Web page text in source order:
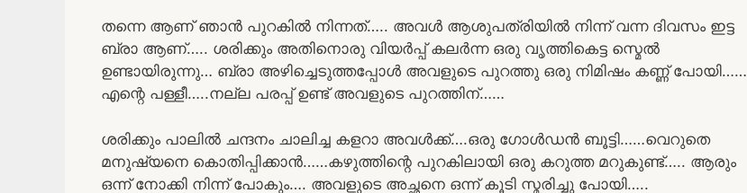
തന്നെ ആണ് ഞാൻ പുറകിൽ നിന്നത്….. അവൾ ആശുപത്രിയിൽ നിന്ന് വന്ന ദിവസം ഇട്ട
ബ്രാ ആണ്….. ശരിക്കും അതിനൊരു വിയർപ്പ് കലർന്ന ഒരു വൃത്തികെട്ട സ്മെൽ
ഉണ്ടായിരുന്നു… ബ്രാ അഴിച്ചെടുത്തപ്പോൾ അവളുടെ പുറത്തു ഒരു നിമിഷം കണ്ണ് പോയി……
എന്റെ പള്ളീ…..നല്ല പരപ്പ് ഉണ്ട് അവളുടെ പുറത്തിന്……
ശരിക്കും പാലിൽ ചന്ദനം ചാലിച്ച കളറാ അവൾക്ക്….ഒരു ഗോൾഡൻ ബൂട്ടി……വെറുതെ
മനുഷ്യനെ കൊതിപ്പിക്കാൻ……കഴുത്തിന്റെ പുറകിലായി ഒരു കറുത്ത മറുകുണ്ട്….. ആരും
ഒന്ന് നോക്കി നിന്ന് പോകും…. അവളുടെ അച്ഛനെ ഒന്ന് കൂടി സ്മരിച്ചു പോയി…..